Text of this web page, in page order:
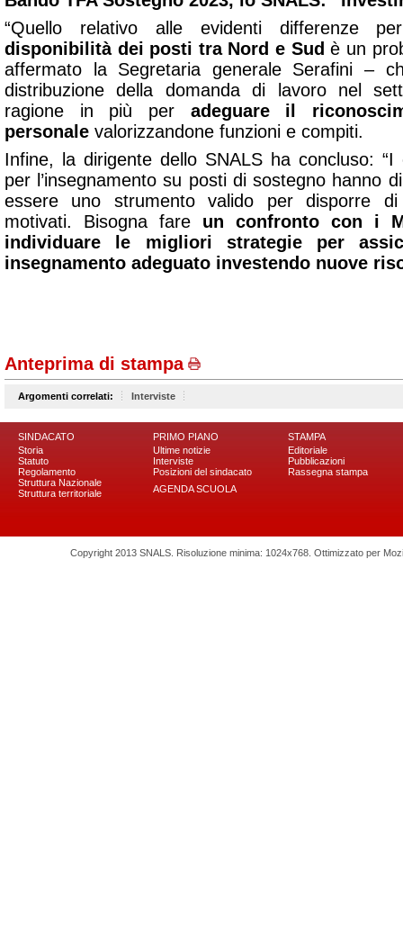
“Quello relativo alle evidenti differenze
disponibilità dei posti tra Nord e Sud è un
affermato la Segretaria generale Serafini –
distribuzione della domanda di lavoro nel
ragione in più per adeguare il
personale valorizzandone funzioni e compiti.
Infine, la dirigente dello SNALS ha concluso: “I
per l’insegnamento su posti di sostegno hanno
essere uno strumento valido per disporre
motivati. Bisogna fare un confronto con i
individuare le migliori strategie per
insegnamento adeguato investendo nuove
Anteprima di stampa
Argomenti correlati: Interviste
SINDACATO
Storia
Statuto
Regolamento
Struttura Nazionale
Struttura territoriale
PRIMO PIANO
Ultime notizie
Interviste
Posizioni del sindacato
AGENDA SCUOLA
STAMPA
Editoriale
Pubblicazioni
Rassegna stampa
Copyright 2013 SNALS. Risoluzione minima: 1024x768. Ottimizzato per